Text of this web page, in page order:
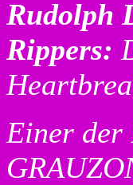
Rudolph
Rippers:
Einer der